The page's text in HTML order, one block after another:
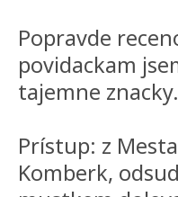
Popravde
povidackam
tajemne
Prístup: z
Komberk,